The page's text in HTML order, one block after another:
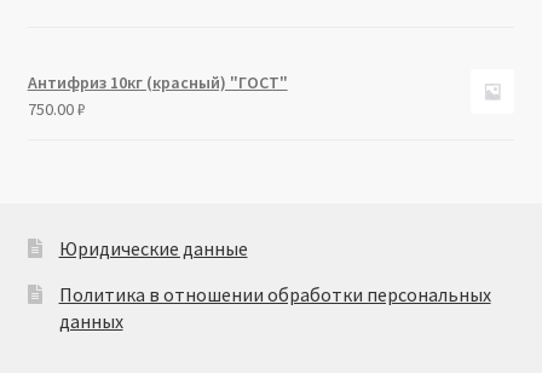
Антифриз 10кг (красный) "ГОСТ"
750.00₽
Юридические данные
Политика в отношении обработки персональных
данных